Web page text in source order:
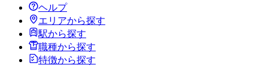
ヘルプ
エリアから探す
駅から探す
職種から探す
特徴から探す